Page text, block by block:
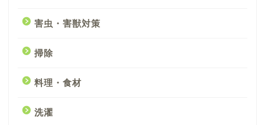
害虫・害獣対策
掃除
料理・食材
洗濯